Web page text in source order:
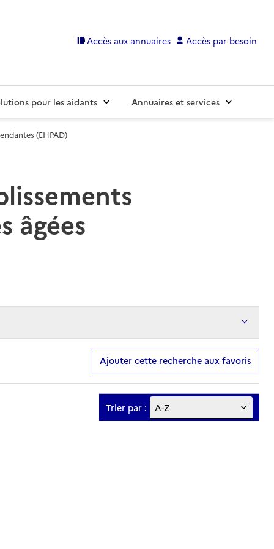
Accès aux annuaires Accès par besoin
pour les aidants Annuaires et services
(EHPAD)
âgées
Ajouter cette recherche aux favoris
Trier par :